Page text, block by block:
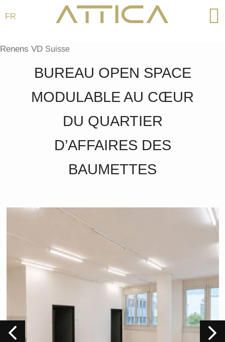
contenu
FR
Renens VD Suisse
BUREAU OPEN SPACE
MODULABLE AU CŒUR
DU QUARTIER
D’AFFAIRES DES
BAUMETTES